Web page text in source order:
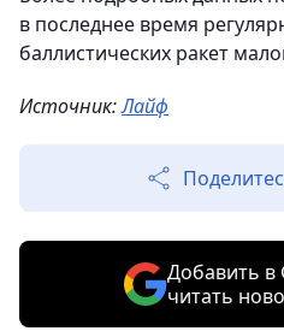
в последнее время
баллистических ракет
Источник:Лайф
Добавить в
читать